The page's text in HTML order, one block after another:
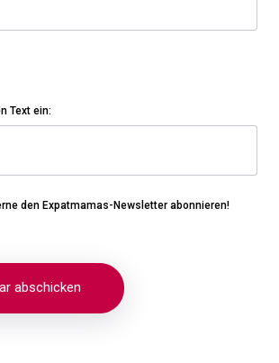
Text ein:
den Expatmamas-Newsletter abonnieren!